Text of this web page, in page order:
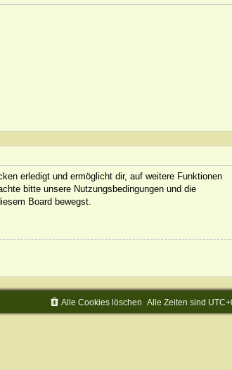
erledigt und ermöglicht dir, auf weitere Funktionen
bitte unsere Nutzungsbedingungen und die
Board bewegst.
Alle Zeiten sind
Alle Cookies löschen